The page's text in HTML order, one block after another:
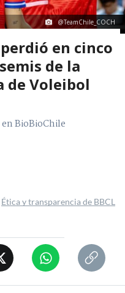
@TeamChile_COCH
en cinco
de la
de Voleibol
BioBioChile
Ética y transparencia de BBCL